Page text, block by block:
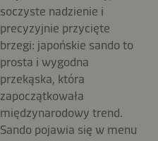
soczyste nadzienie i
precyzyjnie przycięte
brzegi: japońskie sando to
prosta i wygodna
przekąska, która
zapoczątkowała
międzynarodowy trend.
Sando pojawia się w menu